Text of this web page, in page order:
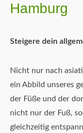
Hamburg
Steigere dein
Nicht nur nach
ein Abbild unseres
der Füße und der
nicht nur der Fuß,
gleichzeitig